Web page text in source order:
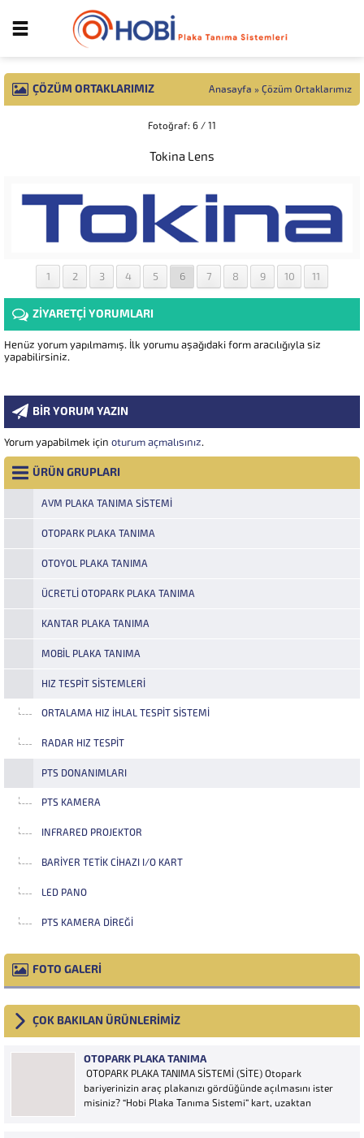
ÇÖZÜM ORTAKLARIMIZ Anasayfa » Çözüm Ortaklarımız
Fotoğraf: 6 / 11
Tokina Lens
1 2 3 4 5 6 7 8 9 10 11
ZİYARETÇİ YORUMLARI
Henüz yorum yapılmamış. İlk yorumu aşağıdaki form aracılığıyla siz
yapabilirsiniz.
BİR YORUM YAZIN
Yorum yapabilmek için oturum açmalısınız.
ÜRÜN GRUPLARI
AVM PLAKA TANIMA SISTEMI
OTOPARK PLAKA TANIMA
OTOYOL PLAKA TANIMA
ÜCRETLI OTOPARK PLAKA TANIMA
KANTAR PLAKA TANIMA
MOBIL PLAKA TANIMA
HIZ TESPIT SISTEMLERI
ORTALAMA HIZ İHLAL TESPIT SISTEMI
RADAR HIZ TESPIT
PTS DONANIMLARI
PTS KAMERA
INFRARED PROJEKTOR
BARIYER TETIK CIHAZI I/O KART
LED PANO
PTS KAMERA DIREĞI
FOTO GALERİ
ÇOK BAKILAN ÜRÜNLERİMİZ
OTOPARK PLAKA TANIMA
OTOPARK PLAKA TANIMA SİSTEMİ (SİTE) Otopark
bariyerinizin araç plakanızı gördüğünde açılmasını ister
misiniz? “Hobi Plaka Tanıma Sistemi” kart, uzaktan